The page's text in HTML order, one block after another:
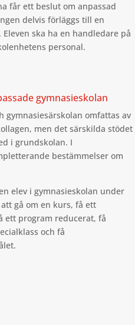
får ett beslut om anpassad
delvis förläggs till en
ska ha en handledare på
personal.
gymnasieskolan
gymnasiesärskolan omfattas av
men det särskilda stödet
i grundskolan. I
bestämmelser om
elev i gymnasieskolan under
gå om en kurs, få ett
ett program reducerat, få
och få